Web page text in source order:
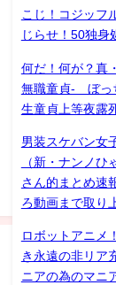
こじ！コジッフ
じらせ！50独身
何だ！何が？
無職童貞- ぼっ
生童貞上等夜露
男装スケバン女
（新・ナンノひ
さん的まとめ速
ろ動画まで取り
ロボットアニメ
き永遠の非リア
ニアの為のマニ